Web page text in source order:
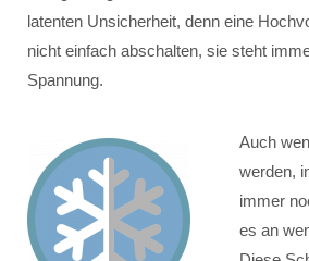
latenten Unsicherheit, denn eine
nicht einfach abschalten, sie steht
Spannung.
Auch
werden,
immer
es an